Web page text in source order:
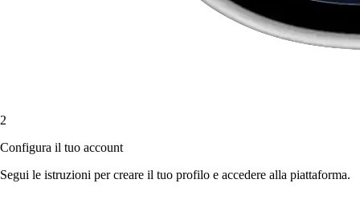
2
Configura il tuo account
Segui le istruzioni per creare il tuo profilo e accedere alla piattaforma.